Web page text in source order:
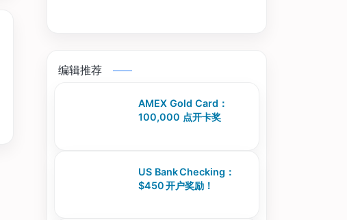
编辑推荐
AMEX Gold Card：
100,000 点开卡奖
US Bank Checking：
$450 开户奖励！